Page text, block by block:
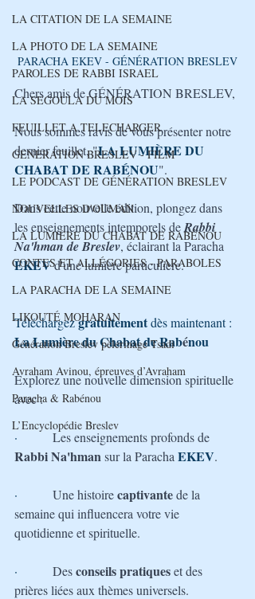
LA CITATION DE LA SEMAINE
LA PHOTO DE LA SEMAINE
PAROLES DE RABBI ISRAEL
LA SEGOULA DU MOIS
FEUILLET A TELECHARGER
GENERATION BRESLEV - FILM
LE PODCAST DE GÉNÉRATION BRESLEV
NOUVELLES D'OUMAN
LA LUMIÈRE DU CHABAT DE RABÉNOU
CONTES ET ALLÉGORIES - PARABOLES
LA PARACHA DE LA SEMAINE
LIKOUTÉ MOHARAN
Génération Breslev pèlerinage Tsadi
Avraham Avinou, épreuves d’Avraham
Paracha & Rabénou
L’Encyclopédie Breslev
PARACHA EKEV - GÉNÉRATION BRESLEV
Chers amis de GÉNÉRATION BRESLEV,
Nous sommes ravis de vous présenter notre
dernier feuillet, "LA LUMIÈRE DU
CHABAT DE RABÉNOU".
Dans cette nouvelle édition, plongez dans
les enseignements intemporels de Rabbi
Na'hman de Breslev, éclairant la Paracha
EKEV d'une lumière particulière.
Téléchargez gratuitement dès maintenant :
La Lumière du Chabat de Rabénou
Explorez une nouvelle dimension spirituelle
avec :
· Les enseignements profonds de
Rabbi Na'hman sur la Paracha EKEV.
· Une histoire captivante de la
semaine qui influencera votre vie
quotidienne et spirituelle.
· Des conseils pratiques et des
prières liées aux thèmes universels.